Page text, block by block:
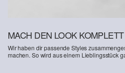
MACH DEN LOOK KOMPLETT
Wir haben dir passende Styles
machen. So wird aus einem Lieblingsstück